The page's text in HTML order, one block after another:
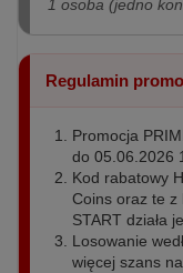
1 osoba (jedno
Regulamin
Promocja
do 05.06.2026
Kod rabatowy
Coins oraz te z
START działa
Losowanie
więcej szans